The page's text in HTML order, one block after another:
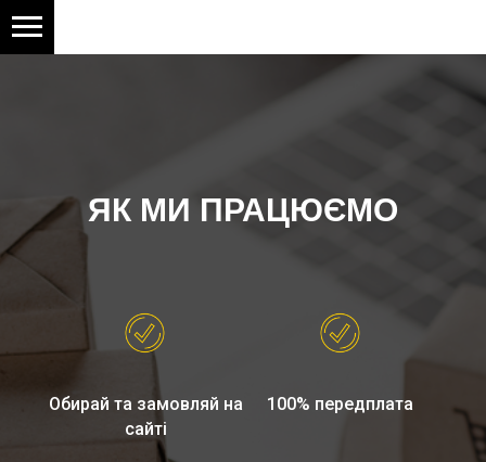
ЯК МИ ПРАЦЮЄМО
Обирай та замовляй на
сайті
100% передплата